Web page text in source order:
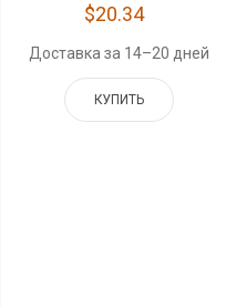
$20.34
Доставка за 14–20 дней
КУПИТЬ